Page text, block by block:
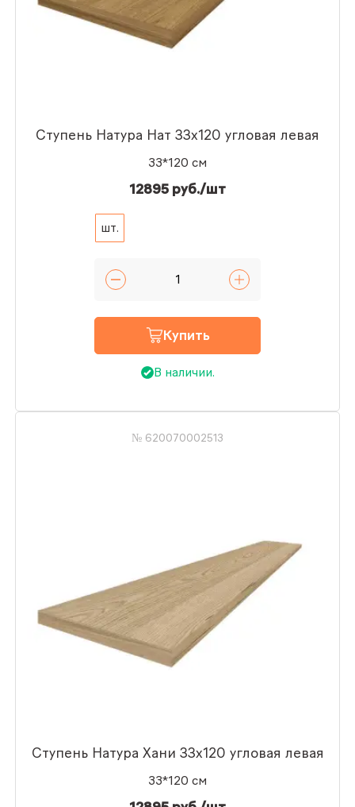
Ступень Натура Нат 33x120 угловая левая
33*120 см
12895 руб./шт
шт.
Купить
В наличии.
№ 620070002513
Ступень Натура Хани 33x120 угловая левая
33*120 см